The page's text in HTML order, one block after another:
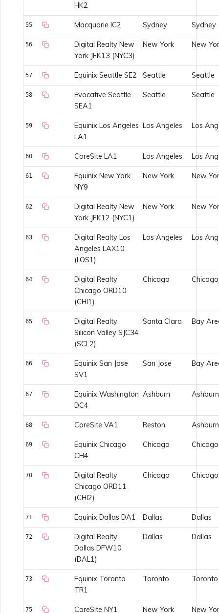
HK2
55 Macquarie IC2 Sydney Sydney
56
Digital Realty New
York JFK13 (NYC3)
New York New
57 Equinix Seattle SE2 Seattle Seattle
58
Evocative Seattle
SEA1
Seattle Seattle
59
Equinix Los Angeles
LA1
Los Angeles Los
60 CoreSite LA1 Los Angeles Los
61
Equinix New York
NY9
New York New
62
Digital Realty New
York JFK12 (NYC1)
New York New
63
Digital Realty Los
Angeles LAX10
(LOS1)
Los Angeles Los
64
Digital Realty
Chicago ORD10
(CHI1)
Chicago Chicago
65
Digital Realty
Silicon Valley SJC34
(SCL2)
Santa Clara Bay
66
Equinix San Jose
SV1
San Jose Bay
67
Equinix Washington
DC4
Ashburn Ashburn
68 CoreSite VA1 Reston Ashburn
69
Equinix Chicago
CH4
Chicago Chicago
70
Digital Realty
Chicago ORD11
(CHI2)
Chicago Chicago
71 Equinix Dallas DA1 Dallas Dallas
72
Digital Realty
Dallas DFW10
(DAL1)
Dallas Dallas
73
Equinix Toronto
TR1
Toronto Toronto
75 CoreSite NY1 New York New